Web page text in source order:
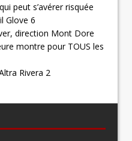
peut s’avérer risquée
Glove 6
direction Mont Dore
montre pour TOUS les
Rivera 2